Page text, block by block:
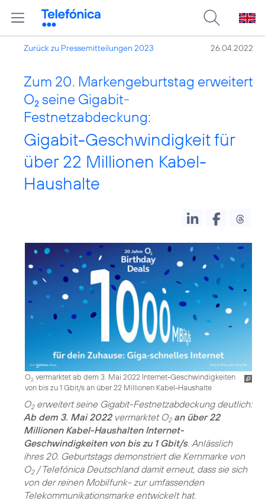
Zurück zu Pressemitteilungen 2023 26.04.2022
Zum 20. Markengeburtstag erweitert
O2 seine Gigabit-
Festnetzabdeckung:
Gigabit-Geschwindigkeit für
über 22 Millionen Kabel-
Haushalte
O2 vermarktet ab dem 3. Mai 2022 Internet-Geschwindigkeiten
von bis zu 1 Gbit/s an über 22 Millionen Kabel-Haushalte
O2erweitert seine Gigabit-Festnetzabdeckung deutlich:
Ab dem 3. Mai 2022vermarktet O2 an über 22
Millionen Kabel-Haushalten Internet-
Geschwindigkeiten von bis zu 1 Gbit/s. Anlässlich
ihres 20. Geburtstags demonstriert die Kernmarke von
O2/ Telefónica Deutschland damit erneut, dass sie sich
von der reinen Mobilfunk- zur umfassenden
Telekommunikationsmarke entwickelt hat.